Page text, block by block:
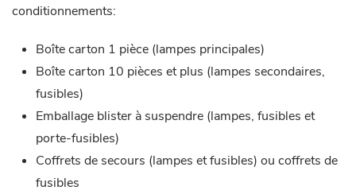
conditionnements:
Boîte carton 1 pièce (lampes principales)
Boîte carton 10 pièces et plus (lampes secondaires,
fusibles)
Emballage blister à suspendre (lampes, fusibles et
porte-fusibles)
Coffrets de secours (lampes et fusibles) ou coffrets de
fusibles